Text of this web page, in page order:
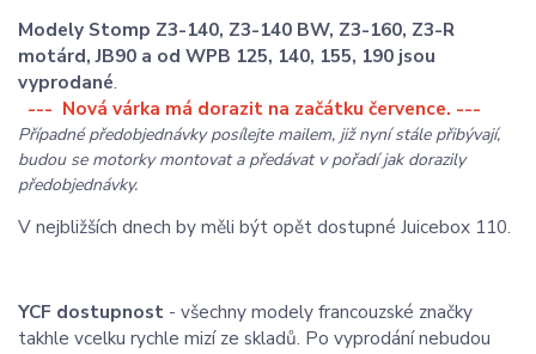
Modely Stomp Z3-140, Z3-140 BW, Z3-160, Z3-R
motárd, JB90 a od WPB 125, 140, 155, 190 jsou
vyprodané.
--- Nová várka má dorazit na začátku července. ---
Případné předobjednávky posílejte mailem, již nyní stále přibývají,
budou se motorky montovat a předávat v pořadí jak dorazily
předobjednávky.
V nejbližších dnech by měli být opět dostupné Juicebox 110.
YCF dostupnost - všechny modely francouzské značky
takhle vcelku rychle mizí ze skladů. Po vyprodání nebudou